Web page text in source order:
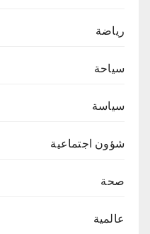
رياضة
سياحة
سياسة
شؤون اجتماعية
صحة
عالمية